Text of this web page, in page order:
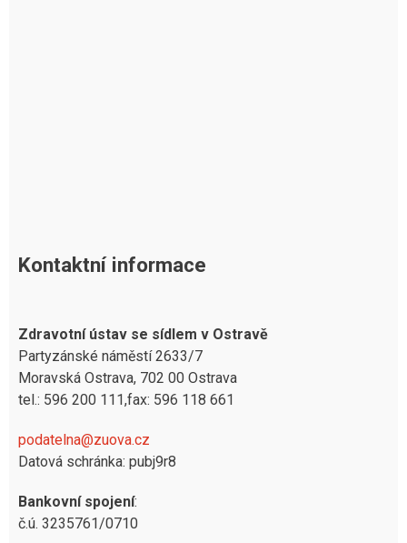
Kontaktní informace
Zdravotní ústav se sídlem v Ostravě
Partyzánské náměstí 2633/7
Moravská Ostrava, 702 00 Ostrava
tel.: 596 200 111,fax: 596 118 661
podatelna@zuova.cz
Datová schránka: pubj9r8
Bankovní spojení:
č.ú. 3235761/0710